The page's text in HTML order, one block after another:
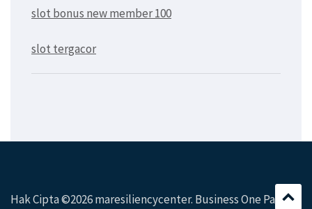
slot bonus new member 100
slot tergacor
Hak Cipta ©2026maresiliencycenter. Business One Page|